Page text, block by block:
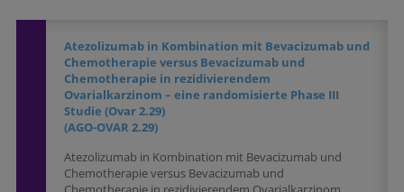
Atezolizumab in Kombination mit Bevacizumab und
Chemotherapie versus Bevacizumab und
Chemotherapie in rezidivierendem
Ovarialkarzinom – eine randomisierte Phase III
Studie (Ovar 2.29)
(AGO-OVAR 2.29)
Atezolizumab in Kombination mit Bevacizumab und
Chemotherapie versus Bevacizumab und